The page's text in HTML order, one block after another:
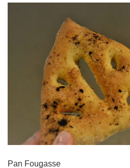
Pan Fougasse